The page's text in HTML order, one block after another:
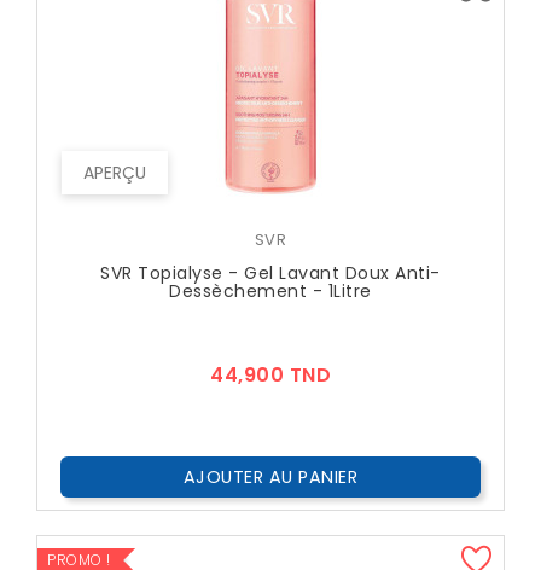
APERÇU
SVR
SVR Topialyse - Gel Lavant Doux Anti-
Dessèchement - 1Litre
44,900 TND
AJOUTER AU PANIER
PROMO !